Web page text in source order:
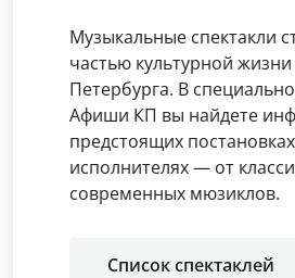
Музыкальные спектакли
частью культурной жизни
Петербурга. В
Афиши КП вы найдете
предстоящих
исполнителях — от
современных мюзиклов.
Список спектаклей